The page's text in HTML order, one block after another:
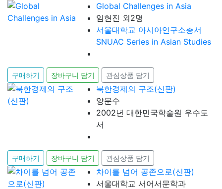
Global Challenges in Asia
임현진 외2명
서울대학교 아시아연구소총서
SNUAC Series in Asian Studies
구매하기 장바구니 담기 관심상품 담기
북한경제의 구조(신판)
양문수
2002년 대한민국학술원 우수도
서
구매하기 장바구니 담기 관심상품 담기
차이를 넘어 공존으로(신판)
서울대학교 서어서문학과